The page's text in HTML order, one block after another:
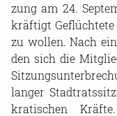
zung am 24.
kräf­tigt
zu wol­len. Nach
den sich die
lan­ger
kra­ti­schen